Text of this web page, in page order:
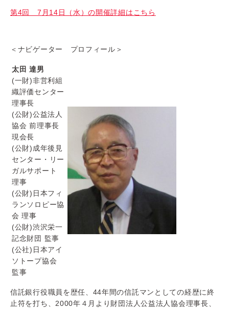
第4回 7月14日（水）の開催詳細はこちら
＜ナビゲーター プロフィール＞
太田 達男
(一財)非営利組
織評価センター
理事長
(公財)公益法人
協会 前理事長
現会長
(公財)成年後見
センター・リー
ガルサポート
理事
(公財)日本フィ
ランソロピー協
会 理事
(公財)渋沢栄一
記念財団 監事
(公社)日本アイ
ソトープ協会
監事
信託銀行役職員を歴任、44年間の信託マンとしての経歴に終
止符を打ち、2000年４月より財団法人公益法人協会理事長、